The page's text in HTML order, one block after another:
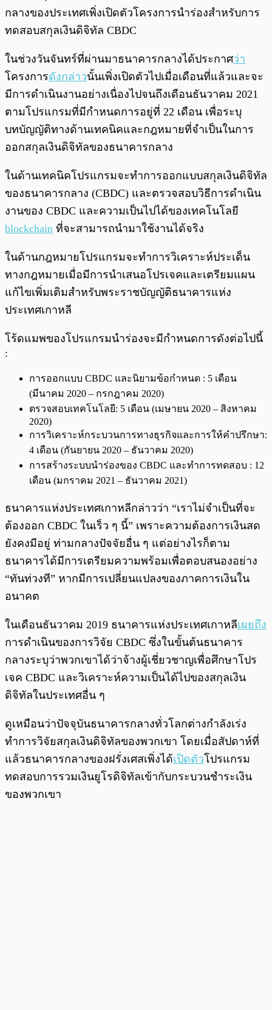
กลางของประเทศเพิ่งเปิดตัวโครงการนำร่องสำหรับการ
ทดสอบสกุลเงินดิจิทัล CBDC
ในช่วงวันจันทร์ที่ผ่านมาธนาคารกลางได้ประกาศว่า
โครงการดังกล่าวนั้นเพิ่งเปิดตัวไปเมื่อเดือนที่แล้วและจะ
มีการดำเนินงานอย่างเนื่องไปจนถึงเดือนธันวาคม 2021
ตามโปรแกรมที่มีกำหนดการอยู่ที่ 22 เดือน เพื่อระบุ
บทบัญญัติทางด้านเทคนิคและกฎหมายที่จำเป็นในการ
ออกสกุลเงินดิจิทัลของธนาคารกลาง
ในด้านเทคนิคโปรแกรมจะทำการออกแบบสกุลเงินดิจิทัล
ของธนาคารกลาง (CBDC) และตรวจสอบวิธีการดำเนิน
งานของ CBDC และความเป็นไปได้ของเทคโนโลยี
blockchain ที่จะสามารถนำมาใช้งานได้จริง
ในด้านกฎหมายโปรแกรมจะทำการวิเคราะห์ประเด็น
ทางกฎหมายเมื่อมีการนำเสนอโปรเจคและเตรียมแผน
แก้ไขเพิ่มเติมสำหรับพระราชบัญญัติธนาคารแห่ง
ประเทศเกาหลี
โร้ดแมพของโปรแกรมนำร่องจะมีกำหนดการดังต่อไปนี้
:
การออกแบบ CBDC และนิยามข้อกำหนด : 5 เดือน
(มีนาคม 2020 – กรกฎาคม 2020)
ตรวจสอบเทคโนโลยี: 5 เดือน (เมษายน 2020 – สิงหาคม
2020)
การวิเคราะห์กระบวนการทางธุรกิจและการให้คำปรึกษา:
4 เดือน (กันยายน 2020 – ธันวาคม 2020)
การสร้างระบบนำร่องของ CBDC และทำการทดสอบ : 12
เดือน (มกราคม 2021 – ธันวาคม 2021)
ธนาคารแห่งประเทศเกาหลีกล่าวว่า “เราไม่จำเป็นที่จะ
ต้องออก CBDC ในเร็ว ๆ นี้” เพราะความต้องการเงินสด
ยังคงมีอยู่ ท่ามกลางปัจจัยอื่น ๆ แต่อย่างไรก็ตาม
ธนาคารได้มีการเตรียมความพร้อมเพื่อตอบสนองอย่าง
“ทันท่วงที” หากมีการเปลี่ยนแปลงของภาคการเงินใน
อนาคต
ในเดือนธันวาคม 2019 ธนาคารแห่งประเทศเกาหลีเผยถึง
การดำเนินของการวิจัย CBDC ซึ่งในขั้นต้นธนาคาร
กลางระบุว่าพวกเขาได้ว่าจ้างผู้เชี่ยวชาญเพื่อศึกษาโปร
เจค CBDC และวิเคราะห์ความเป็นได้ไปของสกุลเงิน
ดิจิทัลในประเทศอื่น ๆ
ดูเหมือนว่าปัจจุบันธนาคารกลางทั่วโลกต่างกำลังเร่ง
ทำการวิจัยสกุลเงินดิจิทัลของพวกเขา โดยเมื่อสัปดาห์ที่
แล้วธนาคารกลางของฝรั่งเศสเพิ่งได้เปิดตัวโปรแกรม
ทดสอบการรวมเงินยูโรดิจิทัลเข้ากับกระบวนชำระเงิน
ของพวกเขา